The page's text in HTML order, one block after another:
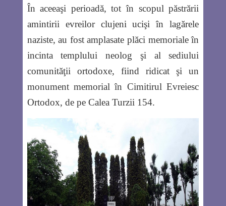
În aceeaşi perioadă, tot în scopul păstrării
amintirii evreilor clujeni ucişi în lagărele
naziste, au fost amplasate plăci memoriale în
incinta templului neolog şi al sediului
comunităţii ortodoxe, fiind ridicat şi un
monument memorial în Cimitirul Evreiesc
Ortodox, de pe Calea Turzii 154.